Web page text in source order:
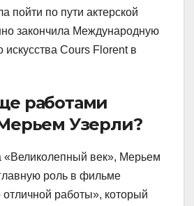
пойти по пути актерской
закончила Международную
искусства Cours Florent в
работами
Узерли?
век», Мерьем
роль в фильме
отличной работы», который